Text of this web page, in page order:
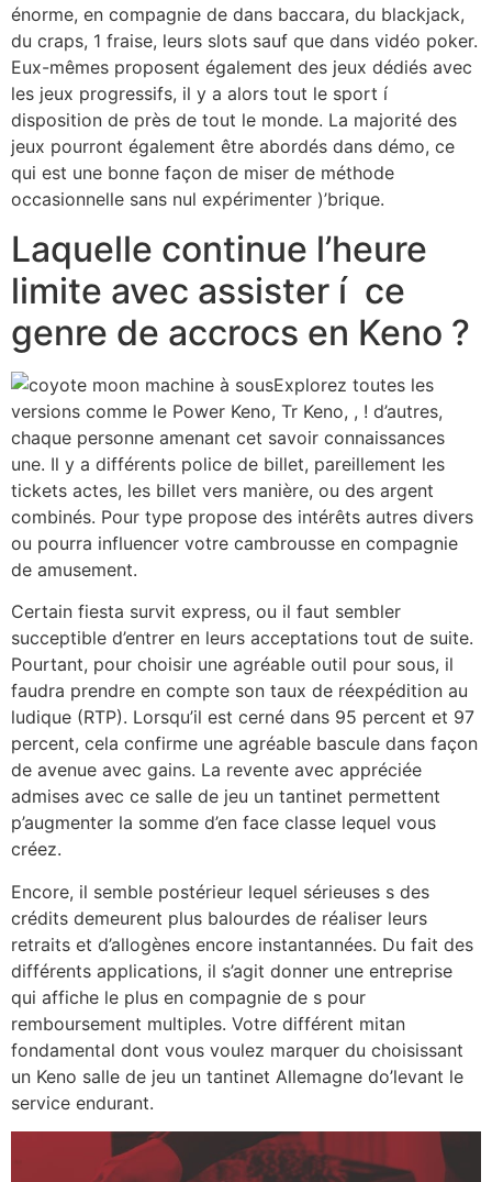
énorme, en compagnie de dans baccara, du blackjack,
du craps, 1 fraise, leurs slots sauf que dans vidéo poker.
Eux-mêmes proposent également des jeux dédiés avec
les jeux progressifs, il y a alors tout le sport í
disposition de près de tout le monde. La majorité des
jeux pourront également être abordés dans démo, ce
qui est une bonne façon de miser de méthode
occasionnelle sans nul expérimenter )’brique.
Laquelle continue l’heure
limite avec assister í ce
genre de accrocs en Keno ?
Explorez toutes les
versions comme le Power Keno, Tr Keno, , ! d’autres,
chaque personne amenant cet savoir connaissances
une. Il y a différents police de billet, pareillement les
tickets actes, les billet vers manière, ou des argent
combinés. Pour type propose des intérêts autres divers
ou pourra influencer votre cambrousse en compagnie
de amusement.
Certain fiesta survit express, ou il faut sembler
succeptible d’entrer en leurs acceptations tout de suite.
Pourtant, pour choisir une agréable outil pour sous, il
faudra prendre en compte son taux de réexpédition au
ludique (RTP). Lorsqu’il est cerné dans 95 percent et 97
percent, cela confirme une agréable bascule dans façon
de avenue avec gains. La revente avec appréciée
admises avec ce salle de jeu un tantinet permettent
p’augmenter la somme d’en face classe lequel vous
créez.
Encore, il semble postérieur lequel sérieuses s des
crédits demeurent plus balourdes de réaliser leurs
retraits et d’allogènes encore instantannées. Du fait des
différents applications, il s’agit donner une entreprise
qui affiche le plus en compagnie de s pour
remboursement multiples. Votre différent mitan
fondamental dont vous voulez marquer du choisissant
un Keno salle de jeu un tantinet Allemagne do’levant le
service endurant.